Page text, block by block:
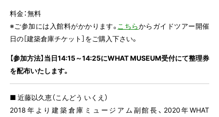
料金：無料
※ご参加には入館料がかかります。 こちらからガイドツアー開催
日の［建築倉庫チケット］をご購入下さい。
【参加方法】当日14:15～14:25にWHAT MUSEUM受付にて整理券
を配布いたします。
■ 近藤以久恵（こんどう いくえ）
2018年より建築倉庫ミュージアム副館長、2020年WHAT